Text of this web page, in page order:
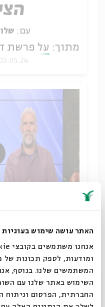
האתר עושה שימוש בעוגיות
ומודעות, לספק תכונות
המשתמשים שלנו. בנוסף,
השימוש באתר שלנו עם
החברתית, הפרסום וניתוח
עם:
מתוך: על פרשת דרכים:
שיתוף
סגור